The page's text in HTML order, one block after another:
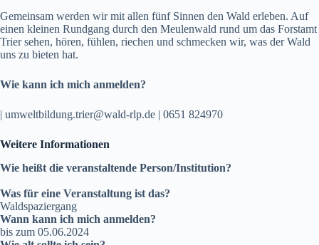
Gemeinsam werden wir mit allen fünf Sinnen den Wald erleben. Auf
einen kleinen Rundgang durch den Meulenwald rund um das Forstamt
Trier sehen, hören, fühlen, riechen und schmecken wir, was der Wald
uns zu bieten hat.
Wie kann ich mich anmelden?
| umweltbildung.trier@wald-rlp.de | 0651 824970
Weitere Informationen
Wie heißt die veranstaltende Person/Institution?
Was für eine Veranstaltung ist das?
Waldspaziergang
Wann kann ich mich anmelden?
bis zum 05.06.2024